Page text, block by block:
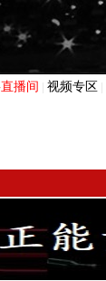
播间 视频专区